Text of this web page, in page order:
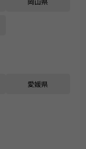
愛媛県